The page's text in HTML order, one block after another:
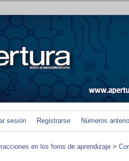
sesión Registrarse Números
en los foros de aprendizaje >